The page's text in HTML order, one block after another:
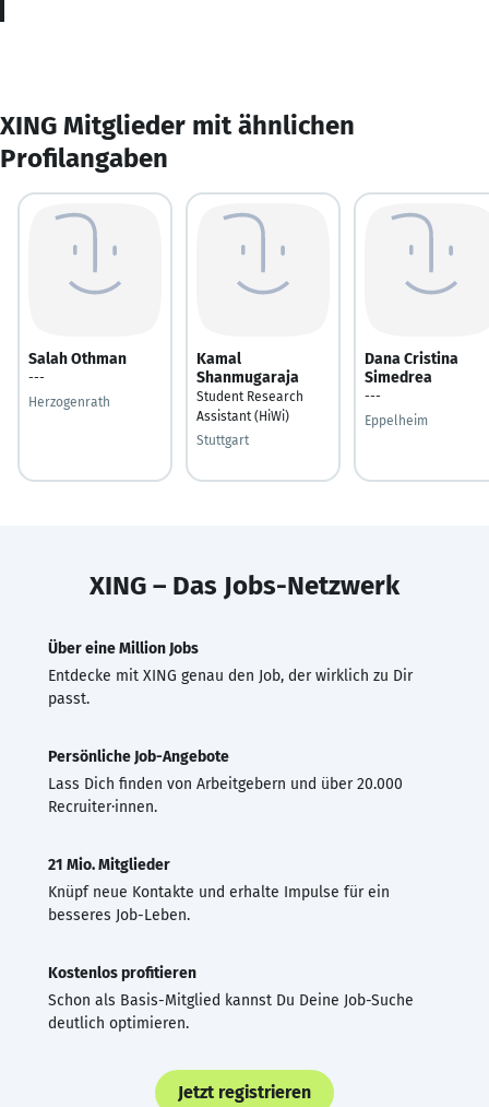
XING Mitglieder mit ähnlichen
Profilangaben
Salah Othman
---
Herzogenrath
Kamal
Shanmugaraja
Student Research
Assistant (HiWi)
Stuttgart
Dana Cristina
Simedrea
---
Eppelheim
XING – Das Jobs-Netzwerk
Über eine Million Jobs
Entdecke mit XING genau den Job, der wirklich zu Dir
passt.
Persönliche Job-Angebote
Lass Dich finden von Arbeitgebern und über 20.000
Recruiter·innen.
21 Mio. Mitglieder
Knüpf neue Kontakte und erhalte Impulse für ein
besseres Job-Leben.
Kostenlos profitieren
Schon als Basis-Mitglied kannst Du Deine Job-Suche
deutlich optimieren.
Jetzt registrieren